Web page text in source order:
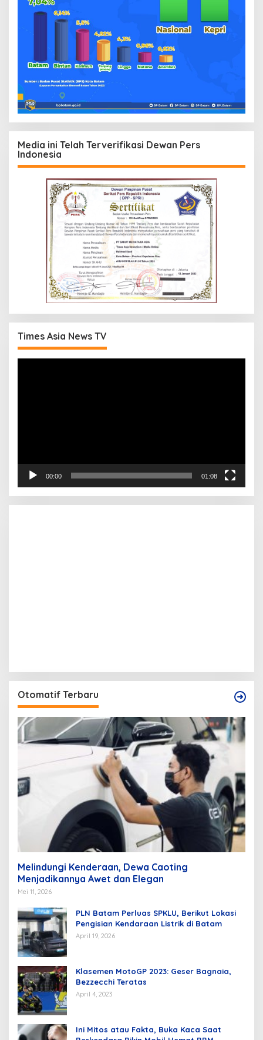
Media ini Telah Terverifikasi Dewan Pers
Indonesia
Times Asia News TV
00:00 01:08
Otomatif Terbaru
Melindungi Kenderaan, Dewa Caoting
Menjadikannya Awet dan Elegan
Mei 11, 2026
PLN Batam Perluas SPKLU, Berikut Lokasi
Pengisian Kendaraan Listrik di Batam
April 19, 2026
Klasemen MotoGP 2023: Geser Bagnaia,
Bezzecchi Teratas
April 4, 2023
Ini Mitos atau Fakta, Buka Kaca Saat